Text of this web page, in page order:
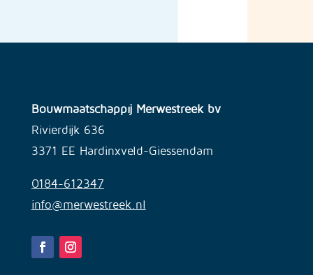
Bouwmaatschappij Merwestreek bv
Rivierdijk 636
3371 EE Hardinxveld-Giessendam
0184-612347
info@merwestreek.nl